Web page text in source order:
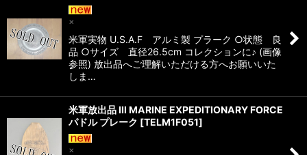
×
米軍実物 U.S.A.F アルミ製 プラーク ○状態 良
品 ○サイズ 直径26.5cm コレクションに♪ (画像
参照) 放出品へご理解いただける方へお願いいた
しま…
米軍放出品 III MARINE EXPEDITIONARY FORCE
パドル プレーク [TELM1F051]
×